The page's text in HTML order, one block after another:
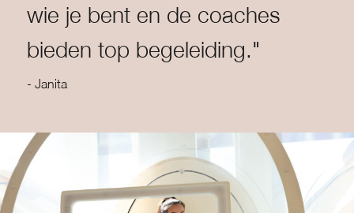
wie je bent en de coaches
bieden top begeleiding."
- Janita